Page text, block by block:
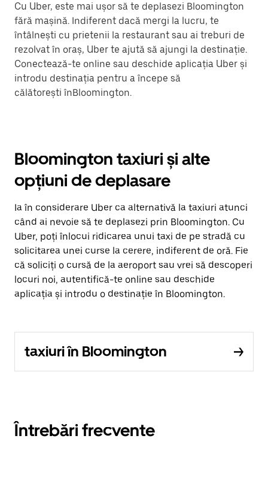
Cu Uber, este mai ușor să te deplasezi Bloomington
fără mașină. Indiferent dacă mergi la lucru, te
întâlnești cu prietenii la restaurant sau ai treburi de
rezolvat în oraș, Uber te ajută să ajungi la destinație.
Conectează-te online sau deschide aplicația Uber și
introdu destinația pentru a începe să
călătorești înBloomington.
Bloomington taxiuri și alte
opțiuni de deplasare
Ia în considerare Uber ca alternativă la taxiuri atunci
când ai nevoie să te deplasezi prin Bloomington. Cu
Uber, poți înlocui ridicarea unui taxi de pe stradă cu
solicitarea unei curse la cerere, indiferent de oră. Fie
că soliciți o cursă de la aeroport sau vrei să descoperi
locuri noi, autentifică-te online sau deschide
aplicația și introdu o destinație în Bloomington.
taxiuri în Bloomington
Întrebări frecvente